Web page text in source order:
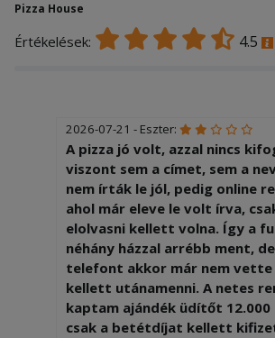
Pizza House
Értékelések: 4.5
2026-07-21 - Eszter:
A pizza jó volt, azzal nincs
viszont sem a címet, sem a
nem írták le jól, pedig online
ahol már eleve le volt írva,
elolvasni kellett volna. Így a
néhány házzal arrébb ment,
telefont akkor már nem vette
kellett utánamenni. A netes
kaptam ajándék üdítőt
csak a betétdíjat kellett